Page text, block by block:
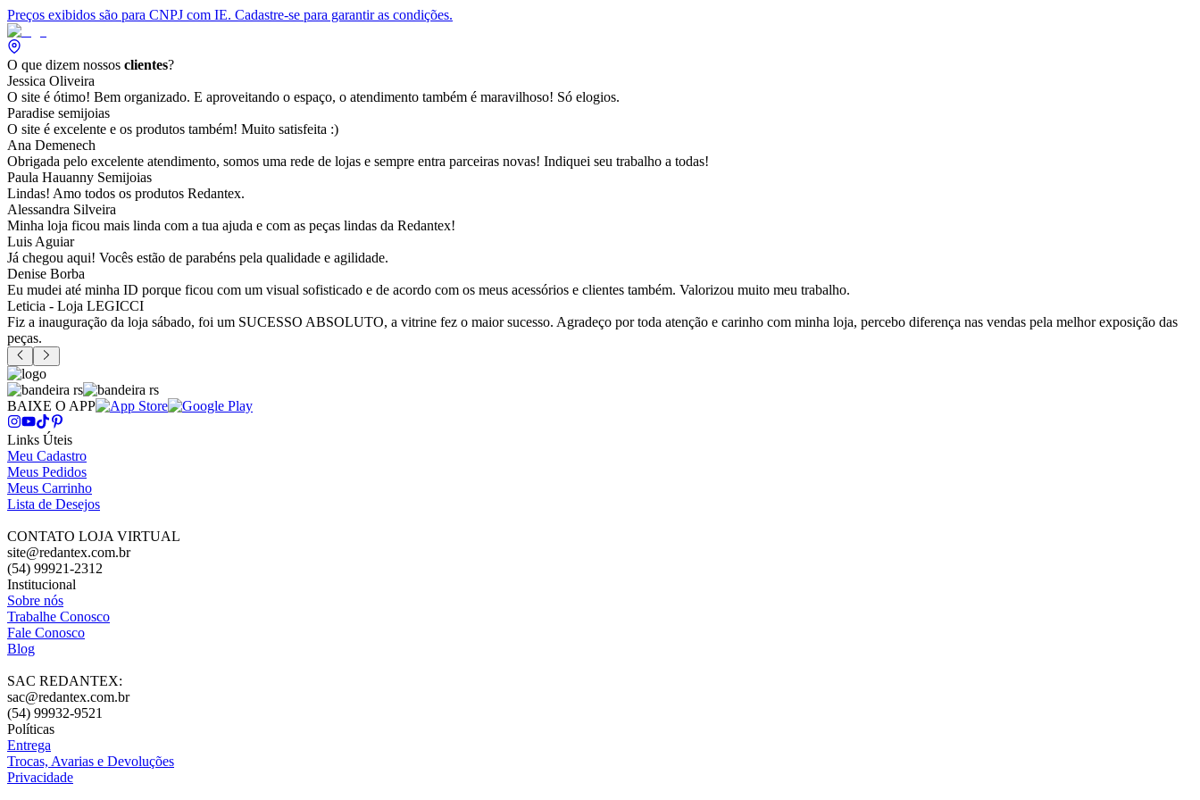
Preços exibidos são para CNPJ com IE. Cadastre-se para garantir as condições.
O que dizem nossos clientes?
Jessica Oliveira
O site é ótimo! Bem organizado. E aproveitando o espaço, o atendimento também é maravilhoso! Só elogios.
Paradise semijoias
O site é excelente e os produtos também! Muito satisfeita :)
Ana Demenech
Obrigada pelo excelente atendimento, somos uma rede de lojas e sempre entra parceiras novas! Indiquei seu trabalho a todas!
Paula Hauanny Semijoias
Lindas! Amo todos os produtos Redantex.
Alessandra Silveira
Minha loja ficou mais linda com a tua ajuda e com as peças lindas da Redantex!
Luis Aguiar
Já chegou aqui! Vocês estão de parabéns pela qualidade e agilidade.
Denise Borba
Eu mudei até minha ID porque ficou com um visual sofisticado e de acordo com os meus acessórios e clientes também. Valorizou muito meu trabalho.
Leticia - Loja LEGICCI
Fiz a inauguração da loja sábado, foi um SUCESSO ABSOLUTO, a vitrine fez o maior sucesso. Agradeço por toda atenção e carinho com minha loja, percebo diferença nas vendas pela melhor exposição das
peças.
BAIXE O APP
Links Úteis
Meu Cadastro
Meus Pedidos
Meus Carrinho
Lista de Desejos
CONTATO LOJA VIRTUAL
site@redantex.com.br
(54) 99921-2312
Institucional
Sobre nós
Trabalhe Conosco
Fale Conosco
Blog
SAC REDANTEX:
sac@redantex.com.br
(54) 99932-9521
Políticas
Entrega
Trocas, Avarias e Devoluções
Privacidade